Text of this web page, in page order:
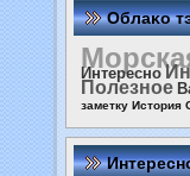
Облаκо
Интересно
Полезное
заметку История